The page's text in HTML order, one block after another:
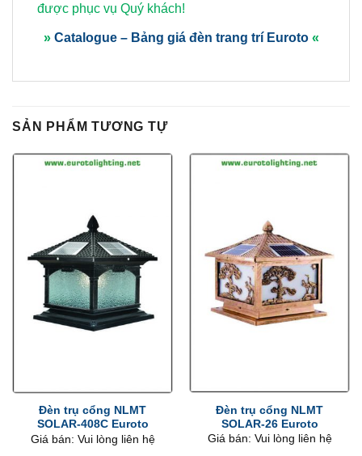
được phục vụ Quý khách!
» Catalogue – Bảng giá đèn trang trí Euroto «
SẢN PHẨM TƯƠNG TỰ
Đèn trụ cổng NLMT
SOLAR-408C Euroto
Giá bán: Vui lòng liên hệ
Đèn trụ cổng NLMT
SOLAR-26 Euroto
Giá bán: Vui lòng liên hệ